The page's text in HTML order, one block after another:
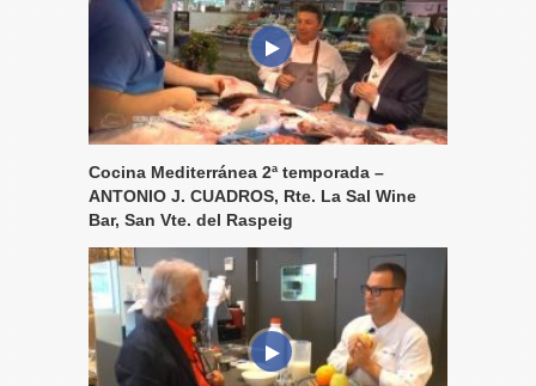
Cocina Mediterránea 2ª temporada –
ANTONIO J. CUADROS, Rte. La Sal Wine
Bar, San Vte. del Raspeig